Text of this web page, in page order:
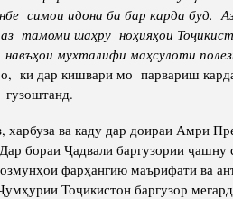
Сохтори Институт
Роҳбарон ва кормандон
симои идона ба бар карда буд.
аз тамоми шаҳру ноҳияҳои Тоҷ
навъҳои мухталифи маҳсулоти полез
ки дар кишвари мо парвариш
ва каду дар доираи Амри
бораи Ҷадвали баргузории ҷашну
фарҳангию маърифатӣ ва
Тоҷикистон баргузор